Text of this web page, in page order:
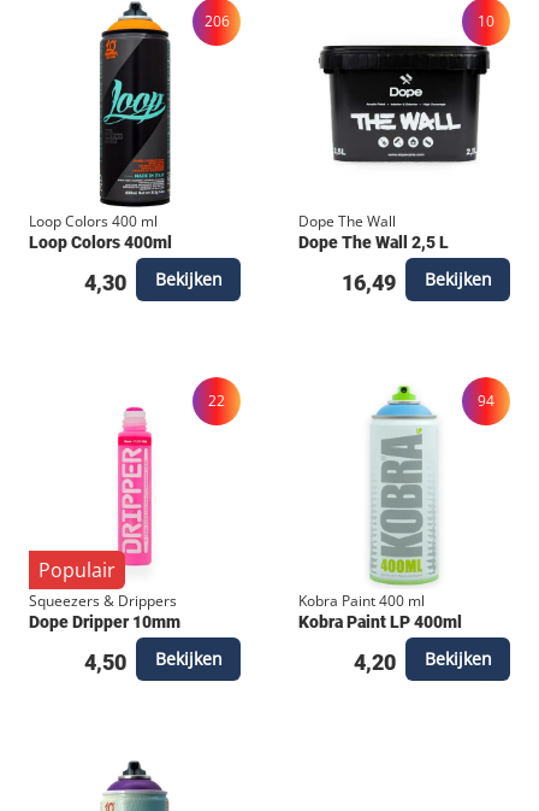
for the best technique and finest paper to make his
work come out super crisp. His incredible detailed
design got Giclee printed on 230 grams Olmec fine
art paper. Only copied to 30 pieces, signed and
numbered by the great man himself. Prints are
limited to 30 copies. Signed and Numbered 70 x 50
cm | Giclee print | 230 grams | Olmec Fine art Paper
206
Loop Colors 400 ml
Loop Colors 400ml
4,30 Bekijken
10
Dope The Wall
Dope The Wall 2,5 L
16,49 Bekijken
Populair
22
Squeezers & Drippers
Dope Dripper 10mm
4,50 Bekijken
94
Kobra Paint 400 ml
Kobra Paint LP 400ml
4,20 Bekijken